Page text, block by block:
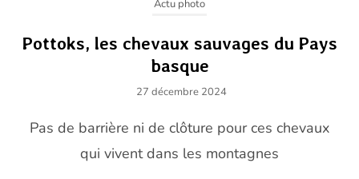
Actu photo
Pottoks, les chevaux sauvages du Pays
basque
27 décembre 2024
Pas de barrière ni de clôture pour ces chevaux
qui vivent dans les montagnes